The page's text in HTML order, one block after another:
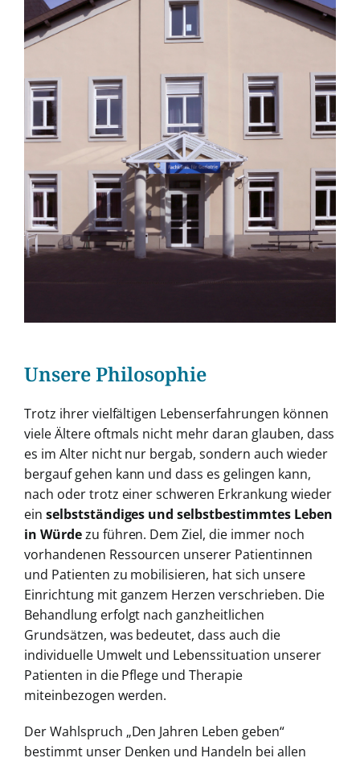
Unsere Philosophie
Trotz ihrer vielfältigen Lebenserfahrungen können
viele Ältere oftmals nicht mehr daran glauben, dass
es im Alter nicht nur bergab,sondern auch wieder
bergaufgehen kann und dass es gelingen kann,
nach odertrotz einer schweren Erkrankung wieder
ein selbstständiges und selbstbestimmtes Leben
in Würdezu führen. Dem Ziel, die immer noch
vorhandenen Ressourcen unserer Patientinnen
und Patienten zu mobilisieren, hat sich unsere
Einrichtung mit ganzem Herzen verschrieben. Die
Behandlung erfolgt nach ganzheitlichen
Grundsätzen, was bedeutet, dass auch die
individuelle Umwelt und Lebenssituation unserer
Patienten in die Pflege und Therapie
miteinbezogen werden.
Der Wahlspruch „Den Jahren Leben geben“
bestimmt unser Denken und Handeln bei allen